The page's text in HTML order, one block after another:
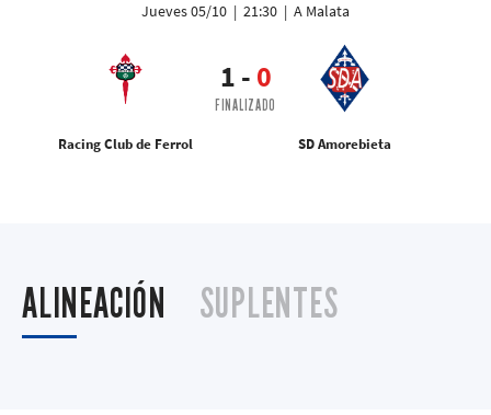
Jueves 05/10 | 21:30 | A Malata
SD Amorebieta
0
-
1
FINALIZADO
Racing Club de Ferrol
ALINEACIÓN SUPLENTES